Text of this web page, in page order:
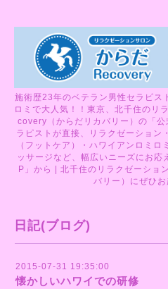
施術歴23年のベテラン男性セラピス
ロミで大人気！！東京、北千住のリ
covery（からだリカバリー）の「
ラピストが直接、リラクゼーション
（フットケア）・ハワイアンロミ
ッサージなど、幅広いニーズにお応
P」から | 北千住のリラクゼーショ
バリー）にぜひお
日記(ブログ)
2015-07-31 19:35:00
懐かしいハワイでの研修